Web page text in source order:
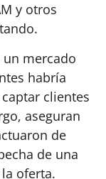
y otros
mercado
habría
clientes
aseguran
de
de una
oferta.